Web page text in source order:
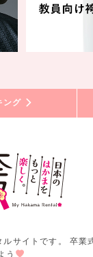
ング
サイトです。 卒業
う